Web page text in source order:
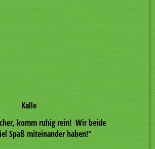
Kalle
,komm ruhig rein! Wir beide
Spaß miteinander haben!"